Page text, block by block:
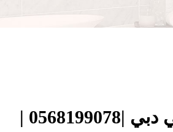
شركة غسيل اطقم كنب في دبي |0568199078 |